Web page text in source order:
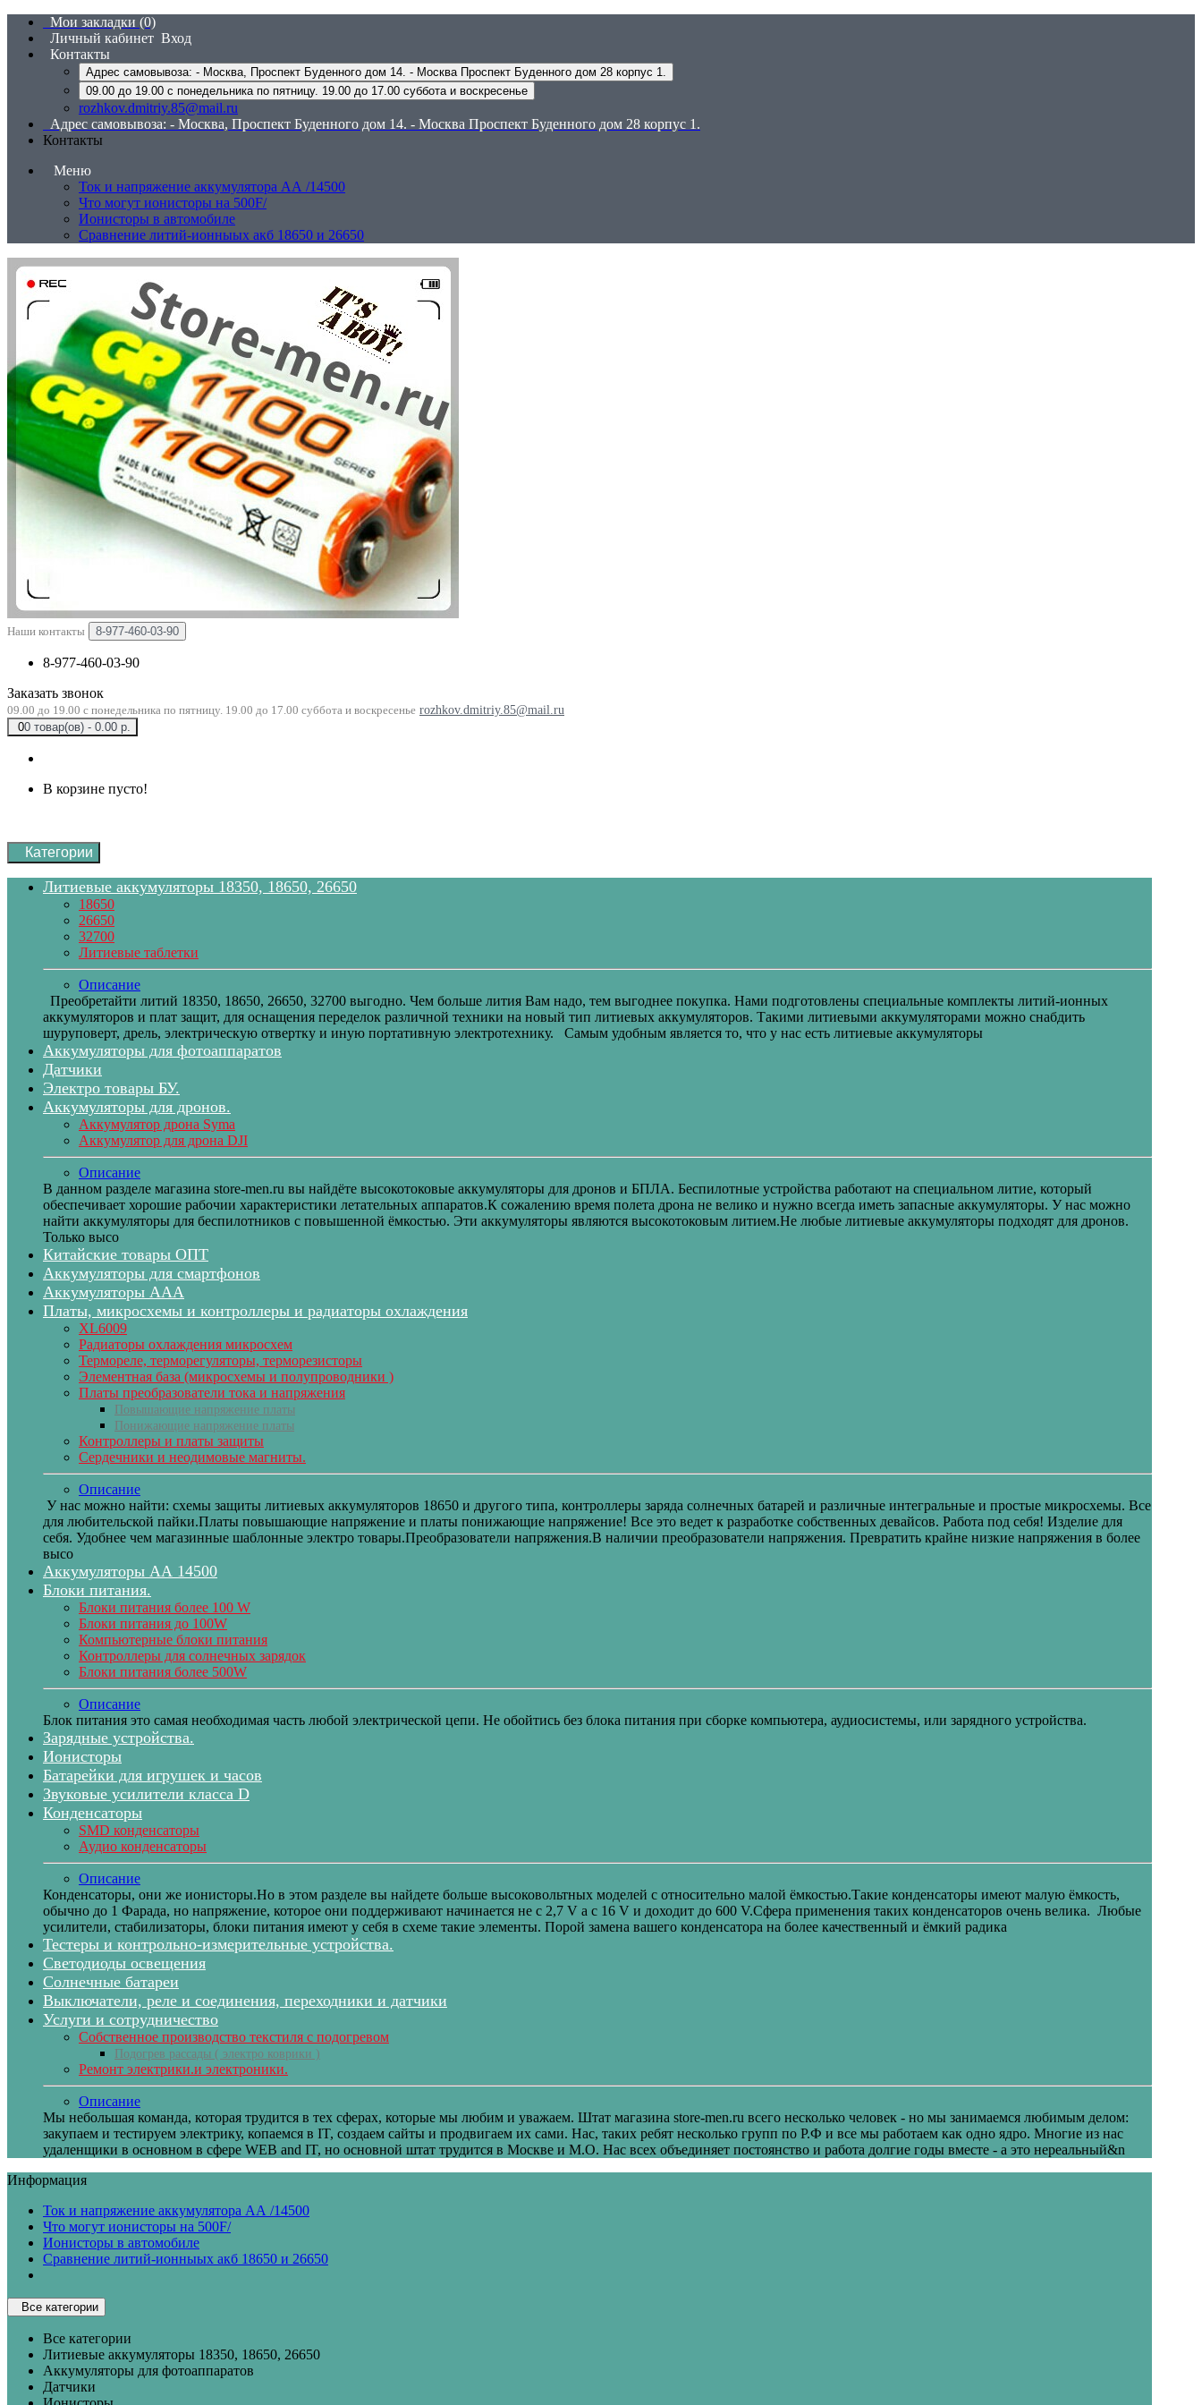
Мои закладки (0)
Личный кабинет Вход
Контакты
Адрес самовывоза: - Москва, Проспект Буденного дом 14. - Москва Проспект Буденного дом 28 корпус 1.
09.00 до 19.00 с понедельника по пятницу. 19.00 до 17.00 суббота и воскресенье
rozhkov.dmitriy.85@mail.ru
Адрес самовывоза: - Москва, Проспект Буденного дом 14. - Москва Проспект Буденного дом 28 корпус 1.
Контакты
Меню
Ток и напряжение аккумулятора АА /14500
Что могут ионисторы на 500F/
Ионисторы в автомобиле
Сравнение литий-ионныых акб 18650 и 26650
Наши контакты 8-977-460-03-90
8-977-460-03-90
Заказать звонок
09.00 до 19.00 с понедельника по пятницу. 19.00 до 17.00 суббота и воскресенье rozhkov.dmitriy.85@mail.ru
00 товар(ов) - 0.00 р.
В корзине пусто!
Категории
Литиевые аккумуляторы 18350, 18650, 26650
18650
26650
32700
Литиевые таблетки
Описание
Преобретайти литий 18350, 18650, 26650, 32700 выгодно. Чем больше лития Вам надо, тем выгоднее покупка. Нами подготовлены специальные комплекты литий-ионных
аккумуляторов и плат защит, для оснащения переделок различной техники на новый тип литиевых аккумуляторов. Такими литиевыми аккумуляторами можно снабдить
шуруповерт, дрель, электрическую отвертку и иную портативную электротехнику. Самым удобным является то, что у нас есть литиевые аккумуляторы
Аккумуляторы для фотоаппаратов
Датчики
Электро товары БУ.
Аккумуляторы для дронов.
Аккумулятор дрона Syma
Аккумулятор для дрона DJI
Описание
В данном разделе магазина store-men.ru вы найдёте высокотоковые аккумуляторы для дронов и БПЛА. Беспилотные устройства работают на специальном литие, который
обеспечивает хорошие рабочии характеристики летательных аппаратов.К сожалению время полета дрона не велико и нужно всегда иметь запасные аккумуляторы. У нас можно
найти аккумуляторы для беспилотников с повышенной ёмкостью. Эти аккумуляторы являются высокотоковым литием.Не любые литиевые аккумуляторы подходят для дронов.
Только высо
Китайские товары ОПТ
Аккумуляторы для смартфонов
Аккумуляторы ААА
Платы, микросхемы и контроллеры и радиаторы охлаждения
XL6009
Радиаторы охлаждения микросхем
Термореле, терморегуляторы, терморезисторы
Элементная база (микросхемы и полупроводники )
Платы преобразователи тока и напряжения
Повышающие напряжение платы
Понижающие напряжение платы
Контроллеры и платы защиты
Сердечники и неодимовые магниты.
Описание
У нас можно найти: схемы защиты литиевых аккумуляторов 18650 и другого типа, контроллеры заряда солнечных батарей и различные интегральные и простые микросхемы. Все
для любительской пайки.Платы повышающие напряжение и платы понижающие напряжение! Все это ведет к разработке собственных девайсов. Работа под себя! Изделие для
себя. Удобнее чем магазинные шаблонные электро товары.Преобразователи напряжения.В наличии преобразователи напряжения. Превратить крайне низкие напряжения в более
высо
Аккумуляторы АА 14500
Блоки питания.
Блоки питания более 100 W
Блоки питания до 100W
Компьютерные блоки питания
Контроллеры для солнечных зарядок
Блоки питания более 500W
Описание
Блок питания это самая необходимая часть любой электрической цепи. Не обойтись без блока питания при сборке компьютера, аудиосистемы, или зарядного устройства.
Зарядные устройства.
Ионисторы
Батарейки для игрушек и часов
Звуковые усилители класса D
Конденсаторы
SMD конденсаторы
Аудио конденсаторы
Описание
Конденсаторы, они же ионисторы.Но в этом разделе вы найдете больше высоковольтных моделей с относительно малой ёмкостью.Такие конденсаторы имеют малую ёмкость,
обычно до 1 Фарада, но напряжение, которое они поддерживают начинается не с 2,7 V а с 16 V и доходит до 600 V.Сфера применения таких конденсаторов очень велика. Любые
усилители, стабилизаторы, блоки питания имеют у себя в схеме такие элементы. Порой замена вашего конденсатора на более качественный и ёмкий радика
Тестеры и контрольно-измерительные устройства.
Светодиоды освещения
Солнечные батареи
Выключатели, реле и соединения, переходники и датчики
Услуги и сотрудничество
Собственное производство текстиля с подогревом
Подогрев рассады ( электро коврики )
Ремонт электрики.и электроники.
Описание
Мы небольшая команда, которая трудится в тех сферах, которые мы любим и уважаем. Штат магазина store-men.ru всего несколько человек - но мы занимаемся любимым делом:
закупаем и тестируем электрику, копаемся в IT, создаем сайты и продвигаем их сами. Нас, таких ребят несколько групп по Р.Ф и все мы работаем как одно ядро. Многие из нас
удаленщики в основном в сфере WEB and IT, но основной штат трудится в Москве и М.О. Нас всех объединяет постоянство и работа долгие годы вместе - а это нереальный&n
Информация
Ток и напряжение аккумулятора АА /14500
Что могут ионисторы на 500F/
Ионисторы в автомобиле
Сравнение литий-ионныых акб 18650 и 26650
Все категории
Все категории
Литиевые аккумуляторы 18350, 18650, 26650
Аккумуляторы для фотоаппаратов
Датчики